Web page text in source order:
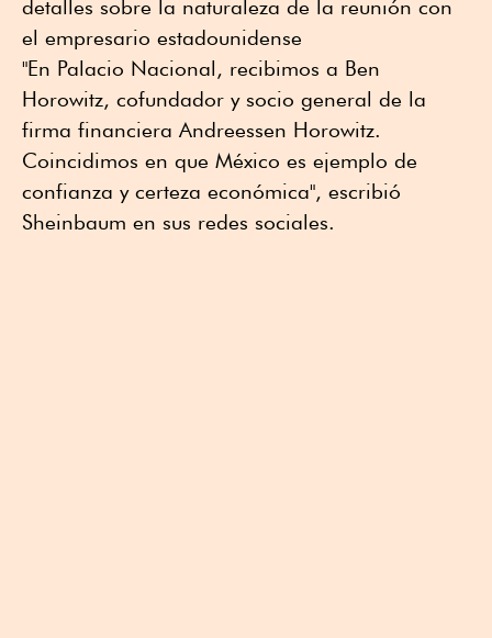
detalles sobre la naturaleza de la reunión con
el empresario estadounidense
"En Palacio Nacional, recibimos a Ben
Horowitz, cofundador y socio general de la
firma financiera Andreessen Horowitz.
Coincidimos en que México es ejemplo de
confianza y certeza económica", escribió
Sheinbaum en sus redes sociales.